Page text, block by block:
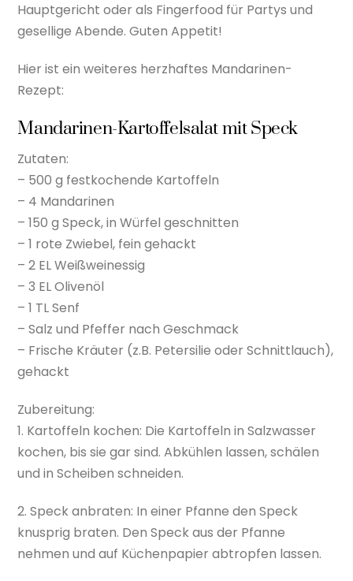
Hauptgericht oder als Fingerfood für Partys und
gesellige Abende. Guten Appetit!
Hier ist ein weiteres herzhaftes Mandarinen-
Rezept:
Mandarinen-Kartoffelsalat mit Speck
Zutaten:
– 500 g festkochende Kartoffeln
– 4 Mandarinen
– 150 g Speck, in Würfel geschnitten
– 1 rote Zwiebel, fein gehackt
– 2 EL Weißweinessig
– 3 EL Olivenöl
– 1 TL Senf
– Salz und Pfeffer nach Geschmack
– Frische Kräuter (z.B. Petersilie oder Schnittlauch),
gehackt
Zubereitung:
1. Kartoffeln kochen: Die Kartoffeln in Salzwasser
kochen, bis sie gar sind. Abkühlen lassen, schälen
und in Scheiben schneiden.
2. Speck anbraten: In einer Pfanne den Speck
knusprig braten. Den Speck aus der Pfanne
nehmen und auf Küchenpapier abtropfen lassen.